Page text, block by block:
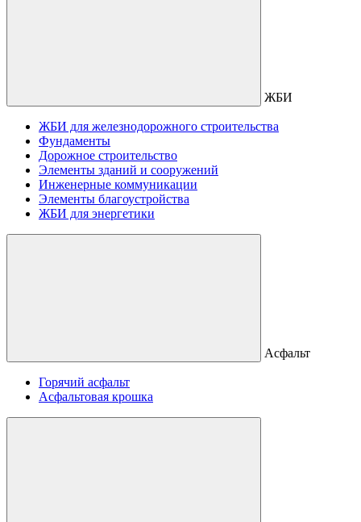
ЖБИ
ЖБИ для железнодорожного строительства
Фундаменты
Дорожное строительство
Элементы зданий и сооружений
Инженерные коммуникации
Элементы благоустройства
ЖБИ для энергетики
Асфальт
Горячий асфальт
Асфальтовая крошка